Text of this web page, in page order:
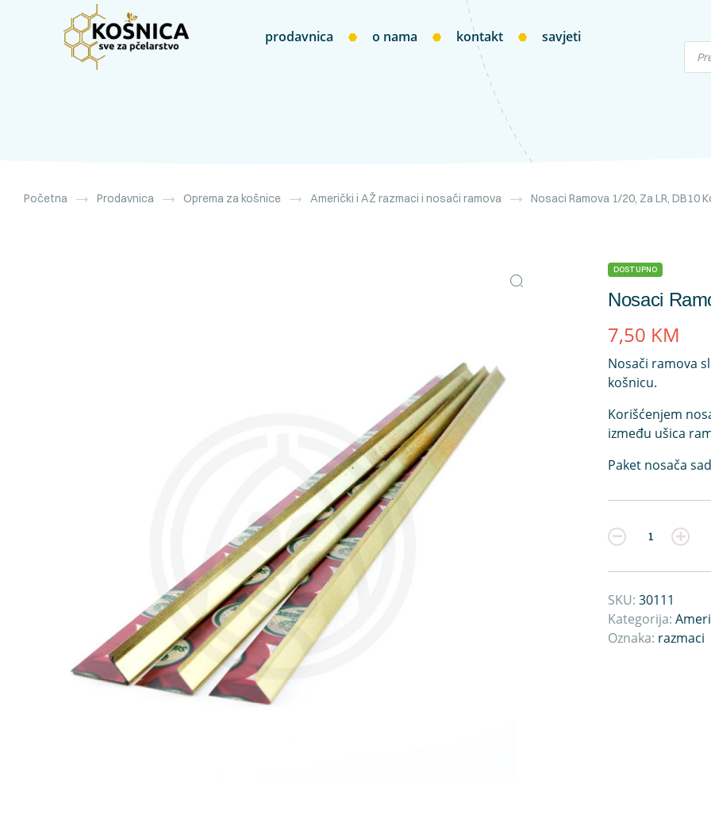
prodavnica o nama kontakt savjeti
Početna Prodavnica Oprema za košnice Američki i AŽ razmaci i nosači ramova Nosaci Ramova 1/20, Za LR, DB10
DOSTUPNO
Nosaci
7,50 KM
Nosači ramova
košnicu.
Korišćenjem
između ušica
Paket nosača
Kvantitet
SKU:30111
Kategorija:
Oznaka: razmaci